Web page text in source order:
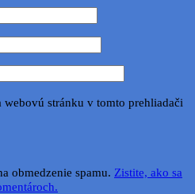
stránku v tomto prehliadači
obmedzenie spamu. Zistite, ako sa